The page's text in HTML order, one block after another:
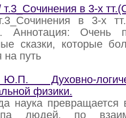
в 3-х
в 3-х
Очень
сказки, которые
на путь
Духовно-
физики.
наука превращается
людей, по